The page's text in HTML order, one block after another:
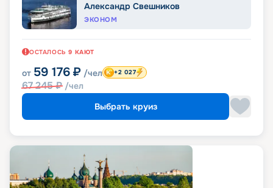
Александр Свешников
ЭКОНОМ
ОСТАЛОСЬ 9 КАЮТ
от 59 176 ₽ /чел
67 245₽ /чел
+2 027
Выбрать круиз